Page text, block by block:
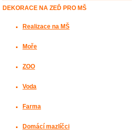
DEKORACE NA ZEĎ PRO MŠ
Realizace na MŠ
Moře
ZOO
Voda
Farma
Domácí mazlíčci